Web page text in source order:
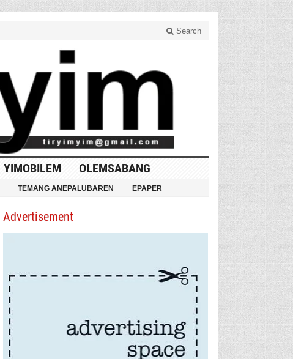
Search
YIMOBILEM OLEMSABANG
TEMANG ANEPALUBAREN EPAPER
Advertisement